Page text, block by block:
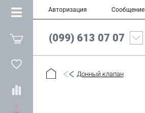
7
Авторизация Сообщение
(099) 613 07 07
Донный клапан